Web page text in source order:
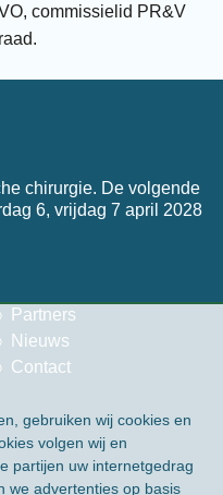
commissielid PR&V
gebruiken wij cookies en
volgen wij en
partijen uw internetgedrag
we advertenties op basis
chirurgie. De volgende
6, vrijdag 7 april 2028
Partners
Nieuws
Contact